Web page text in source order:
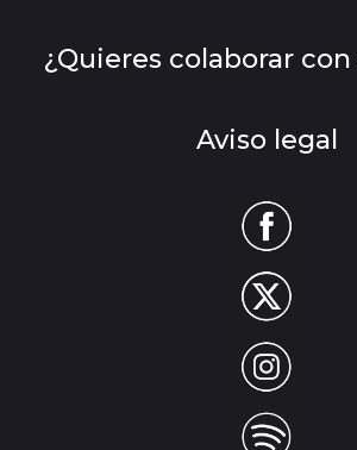
¿Quieres colaborar
Aviso legal